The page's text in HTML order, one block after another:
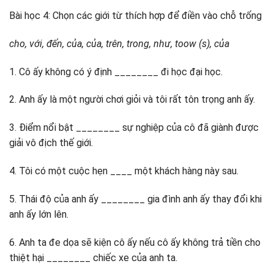
Bài học 4: Chọn các giới từ thích hợp để điền vào chỗ trống
cho, với, đến, của, của, trên, trong, như, toow (s), của
1. Cô ấy không có ý định ________ đi học đại học.
2. Anh ấy là một người chơi giỏi và tôi rất tôn trọng anh ấy.
3. Điểm nổi bật ________ sự nghiệp của cô đã giành được
giải vô địch thế giới.
4. Tôi có một cuộc hẹn ____ một khách hàng này sau.
5. Thái độ của anh ấy ________ gia đình anh ấy thay đổi khi
anh ấy lớn lên.
6. Anh ta đe dọa sẽ kiện cô ấy nếu cô ấy không trả tiền cho
thiệt hại ________ chiếc xe của anh ta.